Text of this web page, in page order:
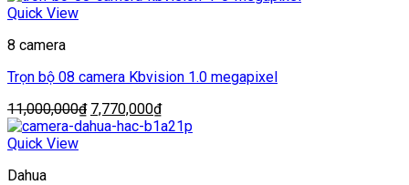
Quick View
8 camera
Trọn bộ 08 camera Kbvision 1.0 megapixel
11,000,000₫ Giá
gốc
7,770,000₫Giá
hiện
Quick View
Dahua